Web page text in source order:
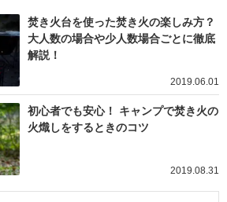
焚き火台を使った焚き火の楽しみ方？
大人数の場合や少人数場合ごとに徹底
解説！
2019.06.01
初心者でも安心！ キャンプで焚き火の
火熾しをするときのコツ
2019.08.31